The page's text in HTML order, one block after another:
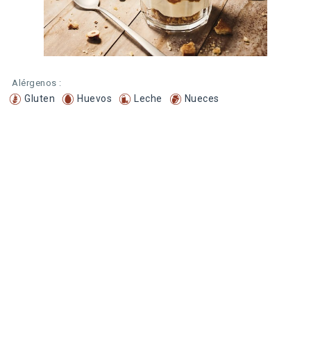
Alérgenos :
Gluten Huevos Leche Nueces